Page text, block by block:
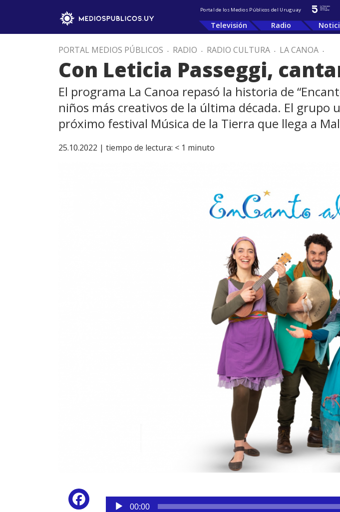
Portal de los Medios Públicos del Uruguay
Televisión Radio
PORTAL MEDIOS PÚBLICOS . RADIO . RADIO CULTURA . LA CANOA .
Con Leticia Passeggi,
El programa La Canoa repasó la historia de
niños más creativos de la última década. El
próximo festival Música de la Tierra que llega a
25.10.2022 | tiempo de lectura: < 1 minuto
Facebook
Reproductor
00:00